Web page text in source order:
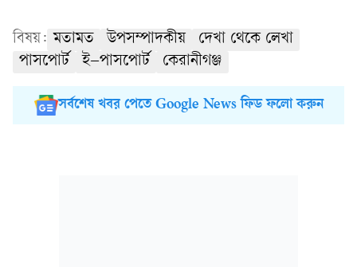
বিষয়: মতামত উপসম্পাদকীয়
দেখা থেকে লেখা
পাসপোর্ট
ই–পাসপোর্ট কেরানীগঞ্জ
সর্বশেষ খবর পেতে Google News ফিড ফলো করুন